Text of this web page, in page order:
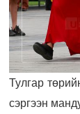
Тулгар
сэргээн